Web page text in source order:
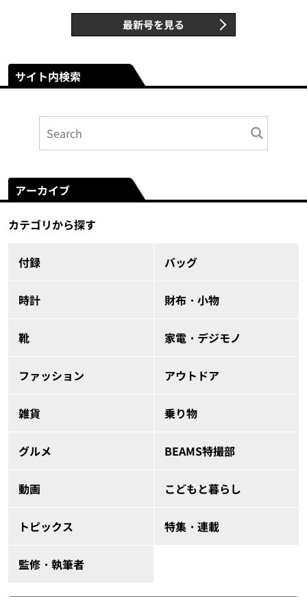
最新号を見る
サイト内検索
アーカイブ
カテゴリから探す
付録 バッグ
時計 財布・小物
靴 家電・デジモノ
ファッション アウトドア
雑貨 乗り物
グルメ BEAMS特撮部
動画 こどもと暮らし
トピックス 特集・連載
監修・執筆者